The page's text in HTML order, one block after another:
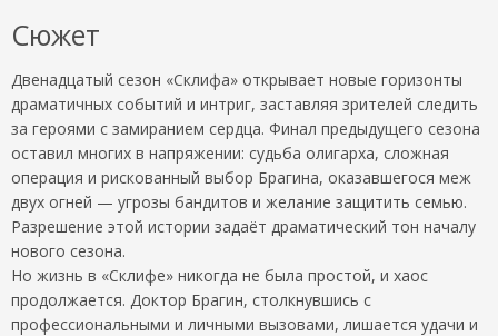
Сюжет
Двенадцатый сезон «Склифа» открывает новые горизонты
драматичных событий и интриг, заставляя зрителей следить
за героями с замиранием сердца. Финал предыдущего сезона
оставил многих в напряжении: судьба олигарха, сложная
операция и рискованный выбор Брагина, оказавшегося меж
двух огней — угрозы бандитов и желание защитить семью.
Разрешение этой истории задаёт драматический тон началу
нового сезона.
Но жизнь в «Склифе» никогда не была простой, и хаос
продолжается. Доктор Брагин, столкнувшись с
профессиональными и личными вызовами, лишается удачи и